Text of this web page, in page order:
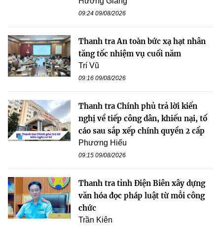
09:24 09/08/2026
Thanh tra An toàn bức xạ hạt nhân
tăng tốc nhiệm vụ cuối năm
Trí Vũ
09:16 09/08/2026
Thanh tra Chính phủ trả lời kiến
nghị về tiếp công dân, khiếu nại, tố
cáo sau sắp xếp chính quyền 2 cấp
Phương Hiếu
09:15 09/08/2026
Thanh tra tỉnh Điện Biên xây dựng
văn hóa đọc pháp luật từ mỗi công
chức
Trần Kiên